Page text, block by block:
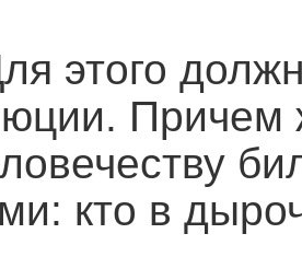
этого
Причем
кто в